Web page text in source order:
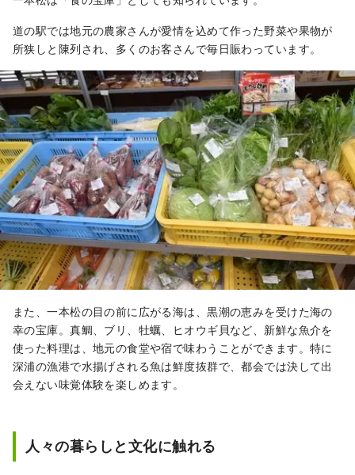
道の駅では地元の農家さんが愛情を込めて作った野菜や果物が
所狭しと陳列され、多くのお客さんで毎日賑わっています。
また、一本松の目の前に広がる海は、黒潮の恵みを受けた海の
幸の宝庫。真鯛、ブリ、牡蠣、ヒオウギ貝など、新鮮な魚介を
使った料理は、地元の食堂や宿で味わうことができます。特に
深浦の漁港で水揚げされる魚は鮮度抜群で、都会では決して出
会えない味覚体験を楽しめます。
人々の暮らしと文化に触れる